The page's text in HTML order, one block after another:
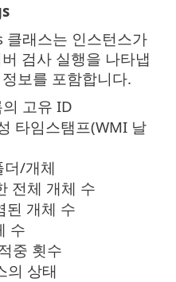
클래스는 인스턴스가
검사 실행을 나타냅
보를 포함합니다.
고유 ID
타임스탬프(WMI 날
더/개체
전체 개체 수
된 개체 수
수
중 횟수
의 상태